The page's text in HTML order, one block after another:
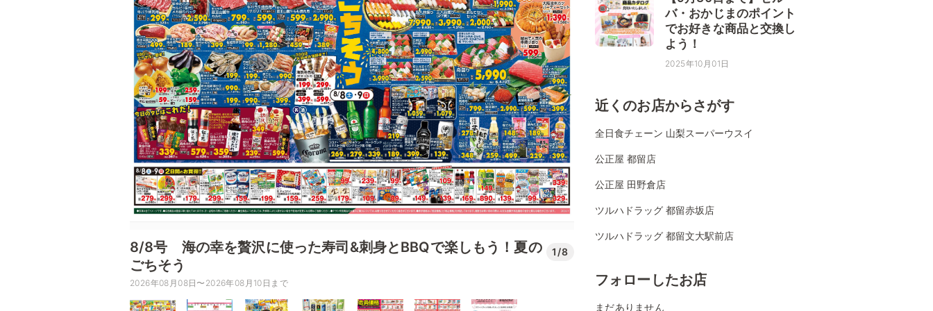
8/8号 海の幸を贅沢に使った寿司&刺身とBBQで楽しもう！夏の
ごちそう
1/8
2026年08月08日〜2026年08月10日まで
バ・おかじまのポイント
でお好きな商品と交換し
よう！
2025年10月01日
近くのお店からさがす
全日食チェーン 山梨スーパーウスイ
公正屋 都留店
公正屋 田野倉店
ツルハドラッグ 都留赤坂店
ツルハドラッグ 都留文大駅前店
フォローしたお店
まだありません